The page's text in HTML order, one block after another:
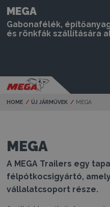
MEGA
Gabonafélék,
és rönkfák szállítására
HOME ÚJ JÁRMŰVEK Current:
MEGA
MEGA
A MEGA Trailers egy
félpótkocsigyártó,
vállalatcsoport része.